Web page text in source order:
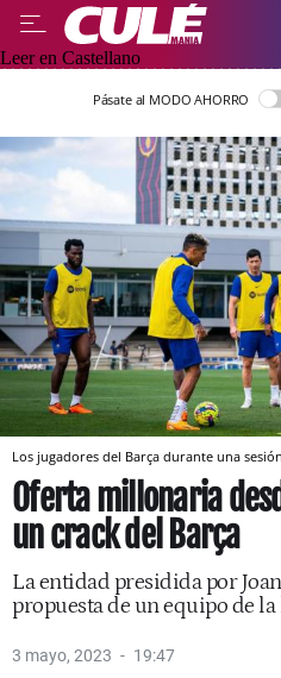
Leer en Castellano
Pásate al MODO AHORRO
Los jugadores del Barça durante una
Oferta millonaria
un crack del Barça
La entidad presidida por
propuesta de un equipo de
3 mayo, 2023 19:47